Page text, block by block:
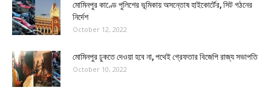
মোমিনপুর কাণ্ডে পুলিশের ভূমিকায় অসন্তোষ হাইকোর্টের, সিট গঠনের
নির্দেশ
October 12, 2022
মোমিনপুর ঢুকতে দেওয়া হবে না, পথেই গ্রেফতার বিজেপি রাজ্য সভাপতি
October 10, 2022